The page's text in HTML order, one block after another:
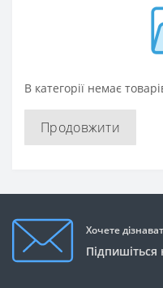
В категорії немає
Продовжити
Хочете